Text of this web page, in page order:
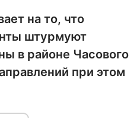
на то, что
штурмуют
в районе Часового
при этом